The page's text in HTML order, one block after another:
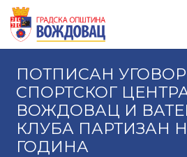
ПОТПИСАН
СПОРТСКОГ
ВОЖДОВАЦ И
КЛУБА ПАРТИЗАН
ГОДИНА